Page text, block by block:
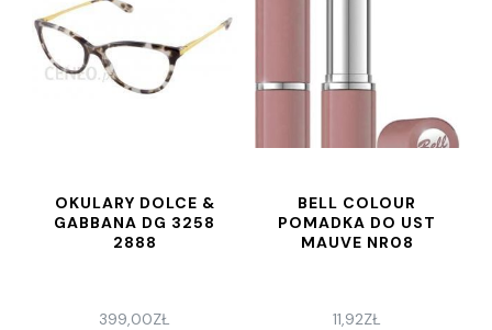
OKULARY DOLCE &
GABBANA DG 3258
2888
399,00ZŁ
BELL COLOUR
POMADKA DO UST
MAUVE NR08
11,92ZŁ